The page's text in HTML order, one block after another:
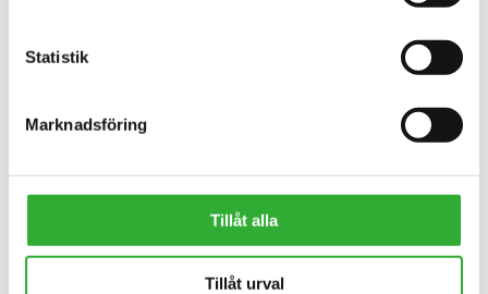
Statistik
Marknadsföring
Tillåt alla
Tillåt urval